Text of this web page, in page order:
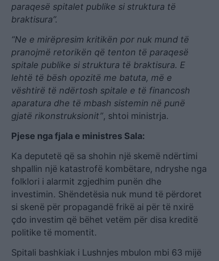
paraqesë spitalet publike si struktura të
braktisura”.
“Ne e mirëpresim kritikën por nuk mund të
pranojmë retorikën që tenton të paraqesë
spitale publike si struktura të braktisura. E
lehtë të bësh opozitë me batuta, më e
vështirë të ndërtosh spitale e të financosh
aparatura dhe të mbash sistemin në punë
gjatë rikonstruksionit”, shtoi ministrja.
Pjese nga fjala e ministres Sala:
Ka deputetë që sa shohin një skemë ndërtimi
shpallin një katastrofë kombëtare, ndryshe nga
folklori i alarmit zgjedhim punën dhe
investimin. Shëndetësia nuk mund të përdoret
si skenë për propagandë frikë ai për të nxirë
çdo investim që bëhet vetëm për disa kreditë
politike të momentit.
Spitali bashkiak i Lushnjes mbulon mbi 63 mijë